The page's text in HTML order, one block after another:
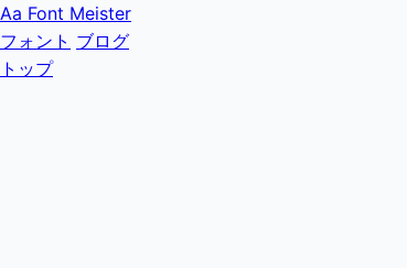
Aa Font Meister
フォント ブログ
トップ